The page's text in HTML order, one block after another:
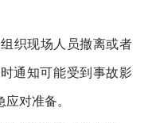
织现场人员撤离或者
通知可能受到事故影
对准备。